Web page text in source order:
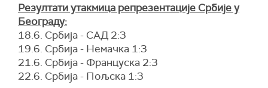
Резултати утакмица репрезентације Србије у
Београду:
18.6. Србија - САД 2:3
19.6. Србија - Немачка 1:3
21.6. Србија - Француска 2:3
22.6. Србија - Пољска 1:3